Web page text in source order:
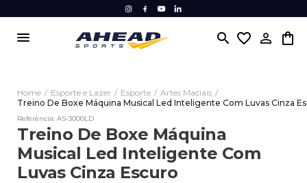
menu search favorite_border
Home / Esporte e Lazer / Esporte / Artes Maciais /
Treino De Boxe Máquina Musical Led Inteligente Com Luvas Cinza
Treino De Boxe Máquina
Musical Led Inteligente Com
Luvas Cinza Escuro
Referência: AS-3000LD